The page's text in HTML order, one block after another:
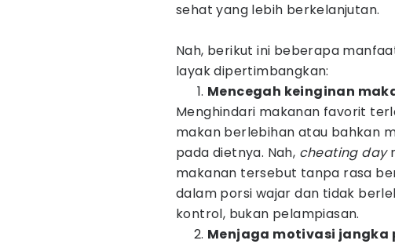
sehat yang lebih berkelanjutan.
Nah, berikut ini beberapa
layak dipertimbangkan:
Mencegah keinginan
Menghindari makanan favorit
makan berlebihan atau bahkan
pada dietnya. Nah, cheating day
makanan tersebut tanpa rasa
dalam porsi wajar dan tidak
kontrol, bukan pelampiasan.
Menjaga motivasi jangka